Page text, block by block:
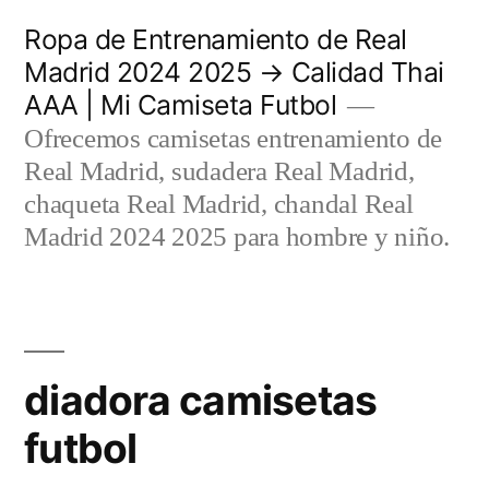
contenido
Ropa de Entrenamiento de Real
Madrid 2024 2025 → Calidad Thai
AAA | Mi Camiseta Futbol
Ofrecemos camisetas entrenamiento de
Real Madrid, sudadera Real Madrid,
chaqueta Real Madrid, chandal Real
Madrid 2024 2025 para hombre y niño.
diadora camisetas
futbol